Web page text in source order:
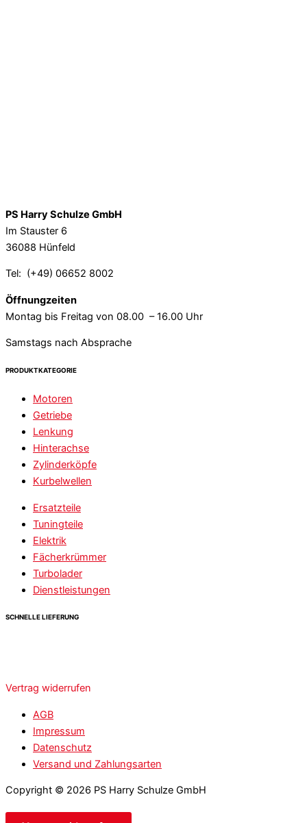
PS Harry Schulze GmbH
Im Stauster 6
36088 Hünfeld
Tel: (+49) 06652 8002
Öffnungzeiten
Montag bis Freitag von 08.00 – 16.00 Uhr
Samstags nach Absprache
PRODUKTKATEGORIE
Motoren
Getriebe
Lenkung
Hinterachse
Zylinderköpfe
Kurbelwellen
Ersatzteile
Tuningteile
Elektrik
Fächerkrümmer
Turbolader
Dienstleistungen
SCHNELLE LIEFERUNG
Vertrag widerrufen
AGB
Impressum
Datenschutz
Versand und Zahlungsarten
Copyright © 2026 PS Harry Schulze GmbH